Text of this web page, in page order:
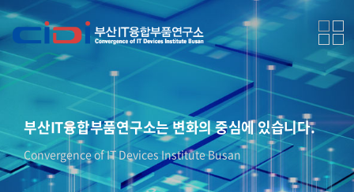
부산IT융합부품연구소는 변화의 중심에 있습니다.
Convergence of IT Devices Institute Busan